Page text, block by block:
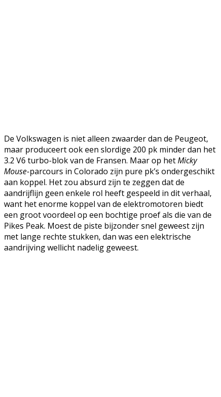
De Volkswagen is niet alleen zwaarder dan de Peugeot,
maar produceert ook een slordige 200 pk minder dan het
3.2 V6 turbo-blok van de Fransen. Maar op hetMicky
Mouse-parcours in Colorado zijn pure pk’s ondergeschikt
aan koppel. Het zou absurd zijn te zeggen dat de
aandrijflijn geen enkele rol heeft gespeeld in dit verhaal,
want het enorme koppel van de elektromotoren biedt
een groot voordeel op een bochtige proef als die van de
Pikes Peak. Moest de piste bijzonder snel geweest zijn
met lange rechte stukken, dan was een elektrische
aandrijving wellicht nadelig geweest.